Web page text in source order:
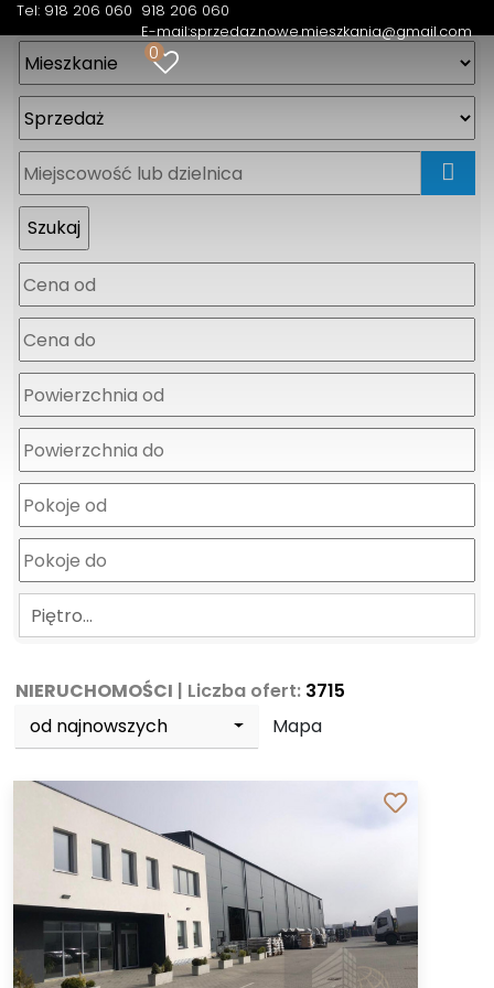
Tel: 918 206 060 918 206 060
E-mail:sprzedaz.nowe.mieszkania@gmail.com
0
Piętro…
NIERUCHOMOŚCI | Liczba ofert: 3715
od najnowszych
Mapa